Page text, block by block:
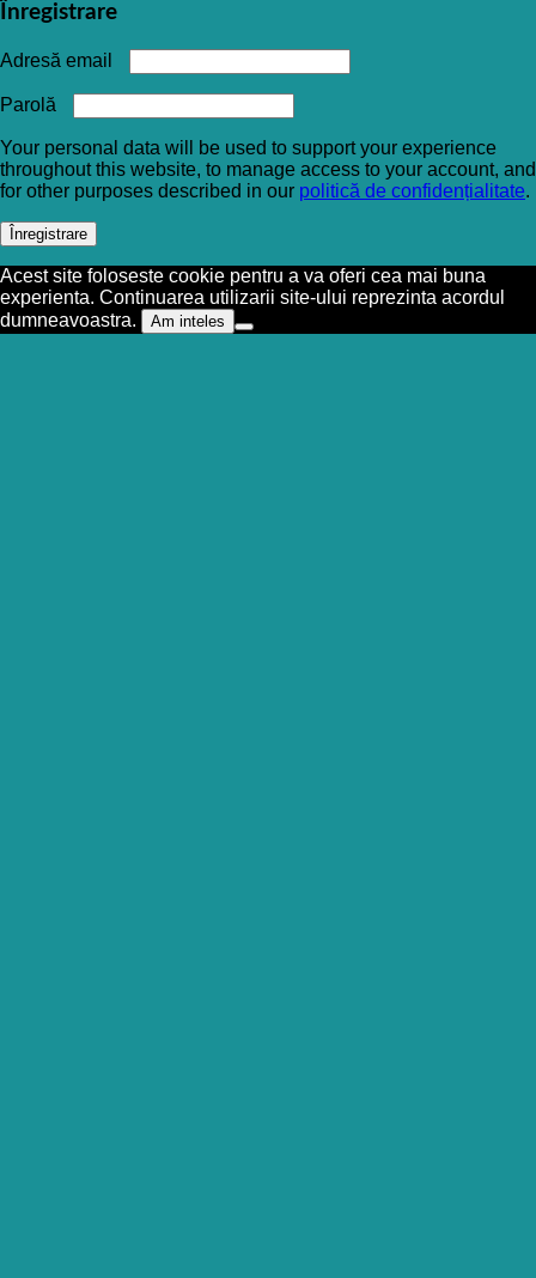
Înregistrare
Adresă email
Parolă
Your personal data will be used to support your experience
throughout this website, to manage access to your account, and
for other purposes described in our politică de confidențialitate.
Înregistrare
Acest site foloseste cookie pentru a va oferi cea mai buna
experienta. Continuarea utilizarii site-ului reprezinta acordul
dumneavoastra.
Am inteles